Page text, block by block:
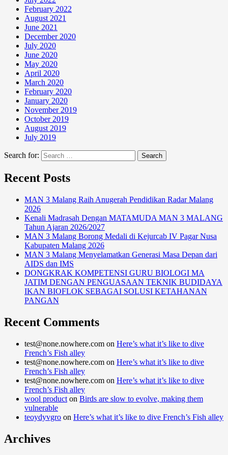
February 2022
August 2021
June 2021
December 2020
July 2020
June 2020
May 2020
April 2020
March 2020
February 2020
January 2020
November 2019
October 2019
August 2019
July 2019
Search for:
Recent Posts
MAN 3 Malang Raih Anugerah Pendidikan Radar Malang
2026
Kenali Madrasah Dengan MATAMUDA MAN 3 MALANG
Tahun Ajaran 2026/2027
MAN 3 Malang Borong Medali di Kejurcab IV Pagar Nusa
Kabupaten Malang 2026
MAN 3 Malang Menyelamatkan Generasi Masa Depan dari
AIDS dan IMS
DONGKRAK KOMPETENSI GURU BIOLOGI MA
JATIM DENGAN PENGUASAAN TEKNIK BUDIDAYA
IKAN BIOFLOK SEBAGAI SOLUSI KETAHANAN
PANGAN
Recent Comments
test@none.nowhere.com on Here’s what it’s like to dive
French’s Fish alley
test@none.nowhere.com on Here’s what it’s like to dive
French’s Fish alley
test@none.nowhere.com on Here’s what it’s like to dive
French’s Fish alley
wool product on Birds are slow to evolve, making them
vulnerable
teoydyvgro on Here’s what it’s like to dive French’s Fish alley
Archives